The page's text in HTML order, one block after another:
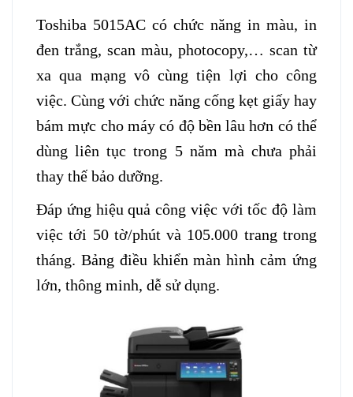
Toshiba 5015AC có chức năng in màu, in
đen trắng, scan màu, photocopy,… scan từ
xa qua mạng vô cùng tiện lợi cho công
việc. Cùng với chức năng cống kẹt giấy hay
bám mực cho máy có độ bền lâu hơn có thể
dùng liên tục trong 5 năm mà chưa phải
thay thế bảo dưỡng.
Đáp ứng hiệu quả công việc với tốc độ làm
việc tới 50 tờ/phút và 105.000 trang trong
tháng. Bảng điều khiển màn hình cảm ứng
lớn, thông minh, dễ sử dụng.